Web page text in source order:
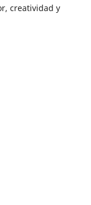
creatividad y